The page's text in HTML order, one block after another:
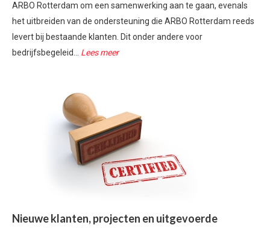
ARBO Rotterdam om een samenwerking aan te gaan, evenals
het uitbreiden van de ondersteuning die ARBO Rotterdam reeds
levert bij bestaande klanten. Dit onder andere voor
bedrijfsbegeleid... Lees meer
Nieuwe klanten, projecten en uitgevoerde